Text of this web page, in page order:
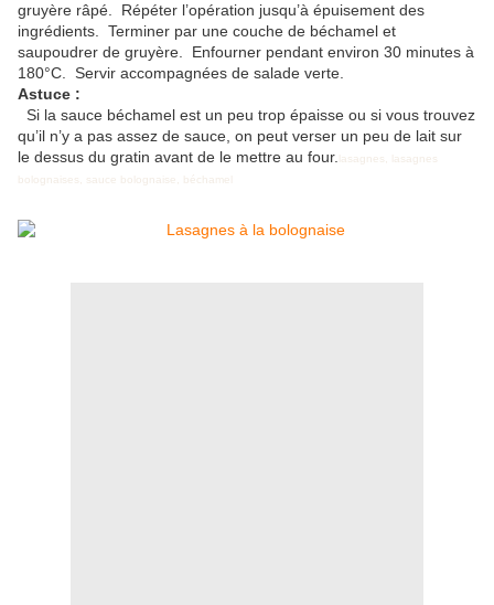
gruyère râpé. Répéter l’opération jusqu’à épuisement des
ingrédients. Terminer par une couche de béchamel et
saupoudrer de gruyère. Enfourner pendant environ 30 minutes à
180°C. Servir accompagnées de salade verte.
Astuce :
Si la sauce béchamel est un peu trop épaisse ou si vous trouvez
qu’il n’y a pas assez de sauce, on peut verser un peu de lait sur
le dessus du gratin avant de le mettre au four.
lasagnes
lasagnes
bolognaises
sauce bolognaise béchamel